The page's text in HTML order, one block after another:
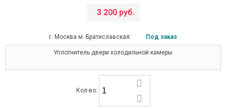
3 200 руб.
г. Москва м. Братиславская: Под заказ
Уплотнитель двери холодильной камеры
Кол-во: